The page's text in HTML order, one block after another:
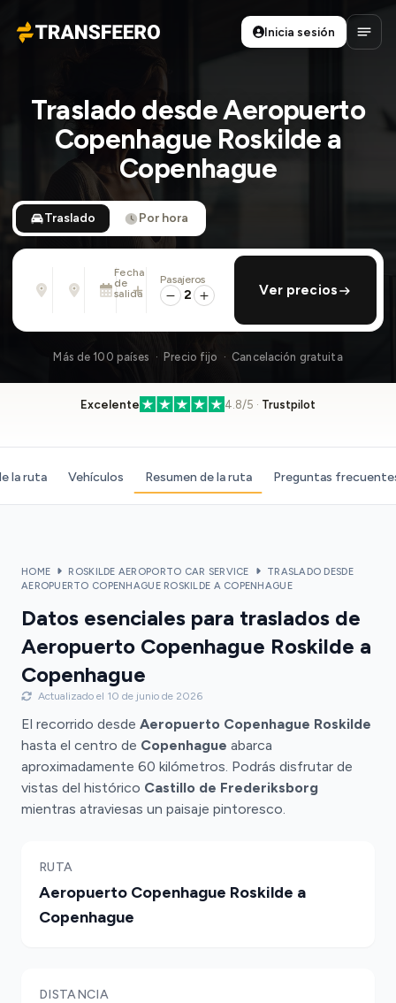
Transfeero
Inicia sesión
Abrir
Traslado desde Aeropuerto
Copenhague Roskilde a
Copenhague
Traslado Por hora
Desde
Dirección, aeropuerto, hotel, ...
Hasta
Dirección, aeropuerto, hotel, ...
Fecha
de
salida
Dom., 9 Ago. · 01:45 PM
añadir regreso
Pasajeros
2 Ver precios
Más de 100 países · Precio fijo · Cancelación gratuita
Excelente 4.8/5 · Trustpilot
la ruta Vehículos Resumen de la ruta Preguntas
HOME ROSKILDE AEROPORTO CAR SERVICE
TRASLADO DESDE
AEROPUERTO COPENHAGUE ROSKILDE A COPENHAGUE
Datos esenciales para traslados de
Aeropuerto Copenhague Roskilde a
Copenhague
Actualizado el 10 de junio de 2026
El recorrido desde Aeropuerto Copenhague Roskilde
hasta el centro de Copenhague abarca
aproximadamente 60 kilómetros. Podrás disfrutar de
vistas del histórico Castillo de Frederiksborg
mientras atraviesas un paisaje pintoresco.
RUTA
Aeropuerto Copenhague Roskilde a
Copenhague
DISTANCIA